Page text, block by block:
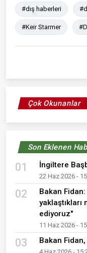
#dış haberleri
#Keir Starmer
Çok Okunanlar
Son Eklenen
01 İngiltere
22 Haz 2026 -
02
Bakan
ediyoruz"
11 Haz 2026 -
03 Bakan Fidan,